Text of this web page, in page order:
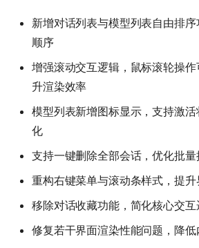
新增对话列表与模型列表自由排
顺序
增强滚动交互逻辑，鼠标滚轮操
升渲染效率
模型列表新增图标显示，支持激
化
支持一键删除全部会话，优化批
重构右键菜单与滚动条样式，提
移除对话收藏功能，简化核心交互
修复若干界面渲染性能问题，降低